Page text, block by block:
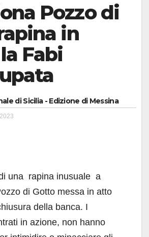
Pozzo di
in
Fabi
di Sicilia - Edizione di Messina
una rapina inusuale a
di Gotto messa in atto
della banca. I
in azione, non hanno